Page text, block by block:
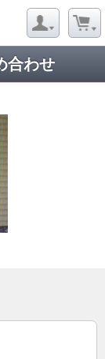
合わせ